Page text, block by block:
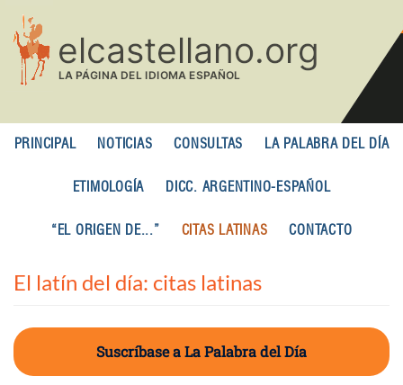
contenido
principal
PRINCIPAL NOTICIAS CONSULTAS LA PALABRA DEL DÍA
ETIMOLOGÍA DICC. ARGENTINO-ESPAÑOL
“EL ORIGEN DE...” CITAS LATINAS CONTACTO
El latín del día: citas latinas
Suscríbase a La Palabra del Día